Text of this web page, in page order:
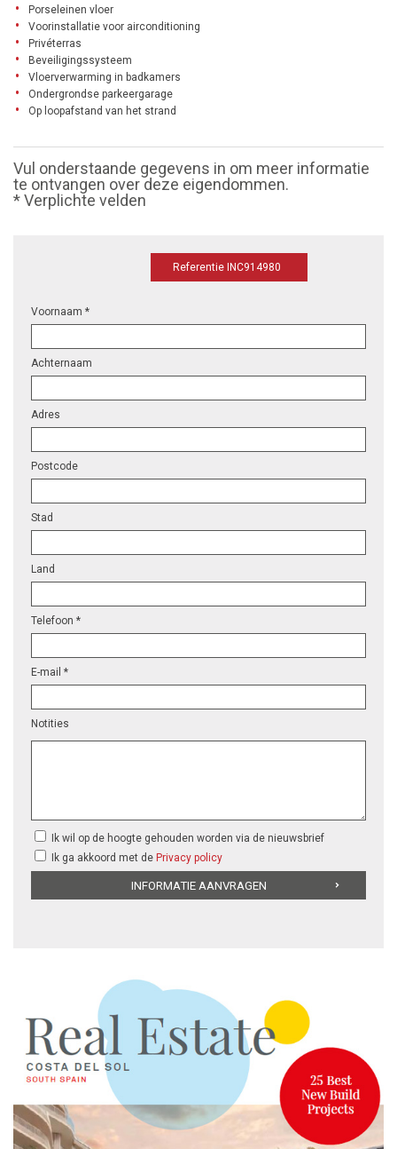
Porseleinen vloer
Voorinstallatie voor airconditioning
Privéterras
Beveiligingssysteem
Vloerverwarming in badkamers
Ondergrondse parkeergarage
Op loopafstand van het strand
Vul onderstaande gegevens in om meer informatie
te ontvangen over deze eigendommen.
* Verplichte velden
Referentie INC914980
Voornaam *
Achternaam
Adres
Postcode
Stad
Land
Telefoon *
E-mail *
Notities
Ik wil op de hoogte gehouden worden via de nieuwsbrief
Ik ga akkoord met de Privacy policy